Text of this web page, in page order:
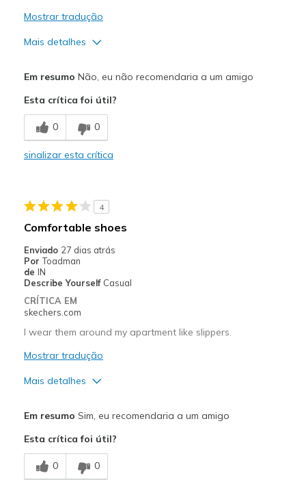
Mostrar tradução
Mais detalhes
Stylish
Melhores utilizações
Casual Wear
Sizing
Feels half size too big
View On Shoes
Shoes are for Wearing
Em resumo Não, eu não recomendaria a um amigo
Esta crítica foi útil?
0 0
sinalizar esta crítica
4
Comfortable shoes
Enviado 27 dias atrás
Por Toadman
de IN
Describe Yourself Casual
CRÍTICA EM
skechers.com
I wear them around my apartment like slippers.
Mostrar tradução
Mais detalhes
Contras
Wear Out Quickly
Em resumo Sim, eu recomendaria a um amigo
Esta crítica foi útil?
0 0